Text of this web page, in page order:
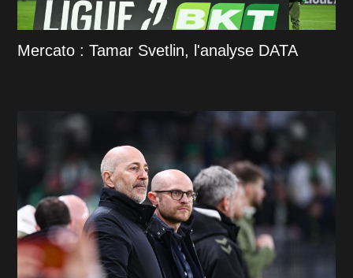
Mercato : Tamar Svetlin, l'analyse DATA